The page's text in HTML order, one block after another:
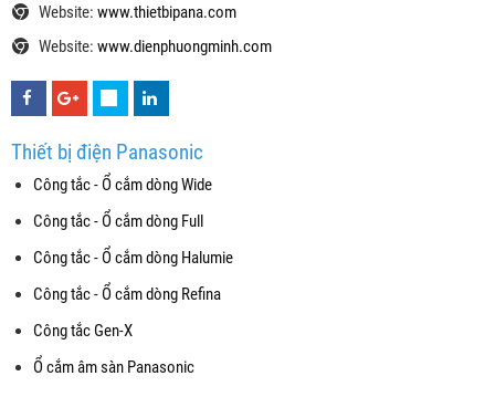
Website: www.thietbipana.com
Website: www.dienphuongminh.com
Thiết bị điện Panasonic
Công tắc - Ổ cắm dòng Wide
Công tắc - Ổ cắm dòng Full
Công tắc - Ổ cắm dòng Halumie
Công tắc - Ổ cắm dòng Refina
Công tắc Gen-X
Ổ cắm âm sàn Panasonic